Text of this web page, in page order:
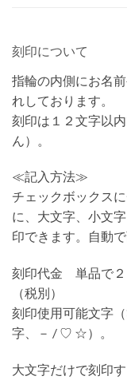
刻印について
指輪の内側にお名
れしております。
刻印は１２文字以
ん）。
≪記入方法≫
チェックボックス
に、大文字、小文
印できます。自動
刻印代金 単品で２
（税別）
刻印使用可能文字
字、－ / ♡ ☆）。
大文字だけで刻印